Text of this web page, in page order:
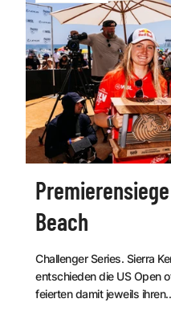
Beach
Challenger Series. Sierra
entschieden die US Open
feierten damit jeweils